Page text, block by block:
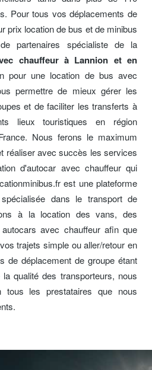
Pour tous vos déplacements de
prix location de bus et de minibus
partenaires spécialiste de la
chauffeur à Lannion et en
pour une location de bus avec
permettre de mieux gérer les
et de faciliter les transferts à
lieux touristiques en région
Nous ferons le maximum
réaliser avec succès les services
d'autocar avec chauffeur qui
est une plateforme
dans le transport de
à la location des vans, des
avec chauffeur afin que
trajets simple ou aller/retour en
de déplacement de groupe étant
qualité des transporteurs, nous
tous les prestataires que nous